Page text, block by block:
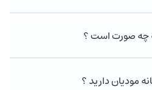
چه صورت است ؟
مودیان دارید ؟